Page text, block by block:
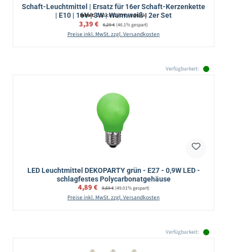
Schaft-Leuchtmittel | Ersatz für 16er Schaft-Kerzenkette
| E10 | 16V | 3W | Warmweiß | 2er Set
Inhalt:2 Stück(1,70 € / 1 Stück)
Verkaufspreis:
3,39 € Regulärer Preis:
6,29 €(46.1% gespart)
Preise inkl. MwSt. zzgl. Versandkosten
Verfügbarkeit:
LED Leuchtmittel DEKOPARTY grün - E27 - 0,9W LED -
schlagfestes Polycarbonatgehäuse
Verkaufspreis:
4,89 € Regulärer Preis:
9,59 €(49.01% gespart)
Preise inkl. MwSt. zzgl. Versandkosten
Verfügbarkeit: